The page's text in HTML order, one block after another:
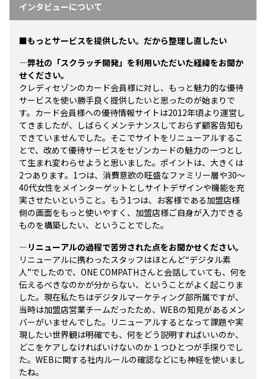
インタビューについて
■もっとサービスを提供したい。だから整理し直したい
―弊社の「スクラッチ開発」を利用いただいた経緯をお聞か
せください。
クレディセゾンのカード会員様に対し、もっと魅力的な優待
サービスを使い勝手良く提供したいと思ったのが始まりで
す。カード会員様への優待情報サイトは2012年頃より運営し
てきましたが、しばらくメンテナンスしておらず顧客告知も
できていませんでした。そこでサイトをリニューアルするこ
とで、改めて優待サービスをセゾンカードの魅力の一つとし
て生まれ変わらせようと思いました。ポイントは、大きくは
2つあります。1つは、消費意欲の旺盛なファミリー層や30～
40代女性をメインターゲットとしサイトデザインや機能を充
実させたいということ。もう1つは、お客様である加盟店様
側の画面をもっと使いやすく、加盟店様ご自身が入力できる
ものを構築したい、ということでした。
―リニューアルの過程で苦労された点をお聞かせください。
リニューアルに携わったスタッフはほとんど“デジタル素
人”でしたので、ONE COMPATHさんと会話していても、何を
伝えるべきなのかが分からない、ということがよく起こりま
した。現在私たちはデジタルマーケティング部所属ですが、
当時は加盟店営業チームだったため、WEBの知見があるメン
バーがいませんでした。リニューアルするとなって課題や実
現したい世界観は明確でも、何をどう説明すればいいのか、
どこをケアしなければいけないのか１つひとつが手探りでし
た。WEBに関する社内ルールの確認などにも神経を使いまし
たね。